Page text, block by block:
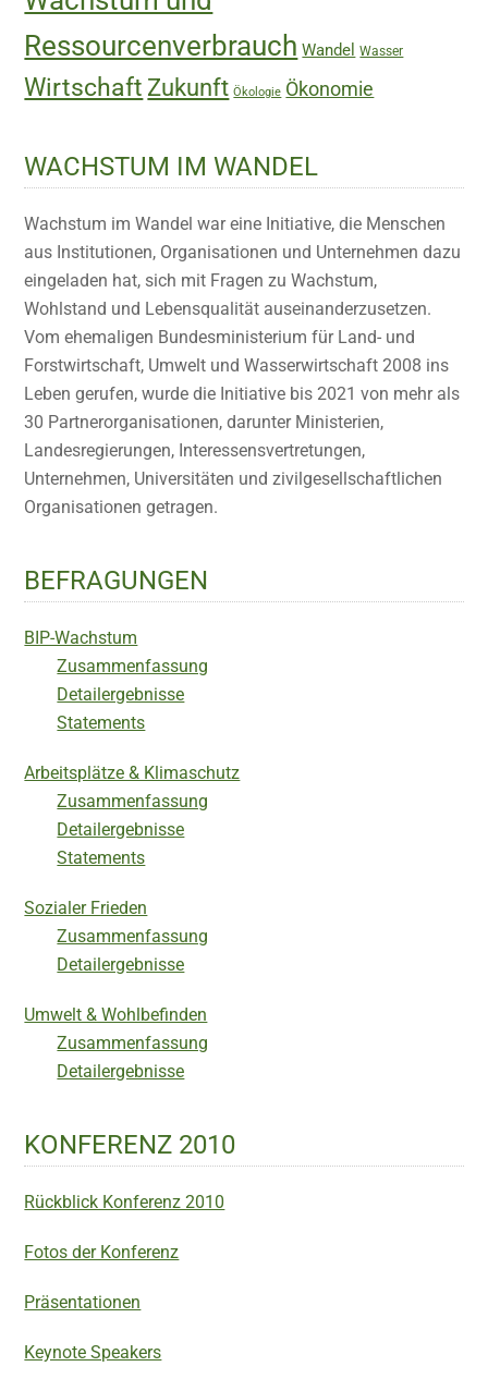
Ressourcenverbrauch Wandel Wasser
Wirtschaft Zukunft Ökologie Ökonomie
WACHSTUM IM WANDEL
Wachstum im Wandel war eine Initiative, die Menschen
aus Institutionen, Organisationen und Unternehmen dazu
eingeladen hat, sich mit Fragen zu Wachstum,
Wohlstand und Lebensqualität auseinanderzusetzen.
Vom ehemaligen Bundesministerium für Land- und
Forstwirtschaft, Umwelt und Wasserwirtschaft 2008 ins
Leben gerufen, wurde die Initiative bis 2021 von mehr als
30 Partnerorganisationen, darunter Ministerien,
Landesregierungen, Interessensvertretungen,
Unternehmen, Universitäten und zivilgesellschaftlichen
Organisationen getragen.
BEFRAGUNGEN
BIP-Wachstum
Zusammenfassung
Detailergebnisse
Statements
Arbeitsplätze & Klimaschutz
Zusammenfassung
Detailergebnisse
Statements
Sozialer Frieden
Zusammenfassung
Detailergebnisse
Umwelt & Wohlbefinden
Zusammenfassung
Detailergebnisse
KONFERENZ 2010
Rückblick Konferenz 2010
Fotos der Konferenz
Präsentationen
Keynote Speakers